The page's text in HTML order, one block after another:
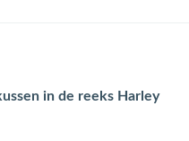
in de reeks Harley